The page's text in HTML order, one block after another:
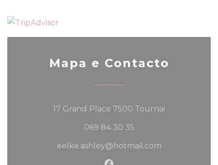
Mapa e Contacto
17 Grand Place 7500 Tournai
069 84 30 35
eelke.ashley@hotmail.com